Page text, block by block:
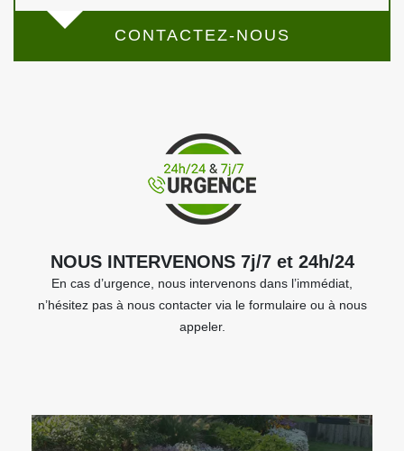
CONTACTEZ-NOUS
NOUS INTERVENONS 7j/7 et 24h/24
En cas d’urgence, nous intervenons dans l’immédiat,
n’hésitez pas à nous contacter via le formulaire ou à nous
appeler.